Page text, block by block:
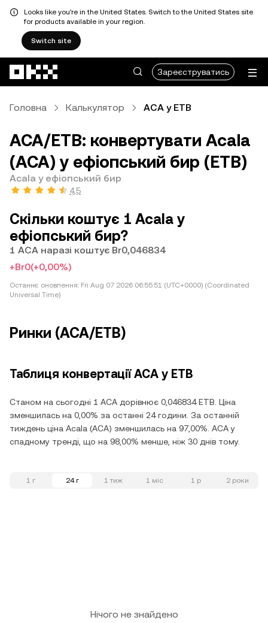
Looks like you're in the United States. Switch to the United States site
for products available in your region.
Switch site
Зареєструватись
Головна Калькулятор ACA у ETB
ACA/ETB: конвертувати Acala
(ACA) у ефіопський бир (ETB)
Acala у ефіопський бир
4,5
Скільки коштує 1 Acala у
ефіопський бир?
1 ACA наразі коштує Br0,046834
+Br0(+0,00%)
Останнє оновлення: Fri Aug 07 2026 06:55:51 (UTC+0000) (Coordinated
Universal Time)
Ринки (ACA/ETB)
Таблиця конвертації ACA у ETB
Станом на сьогодні 1 ACA дорівнює 0,046834 ETB. Ціна
зменшилась на 0,00% за останні 24 години. За останній
тиждень ціна Acala (ACA) зменшилась на 97,00%. ACA у
спадному тренді, що на 98,00% менше, ніж 30 днів тому.
1 г 24 г 1 тиж 1 міс 1 р 2 роки
Нічого не знайдено